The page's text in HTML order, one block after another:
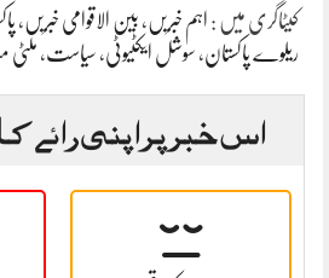
کیٹاگری میں : اہم خبریں ، بین الاقوامی خبریں ،
ریلوے پاکستان، سوشل ایکٹیوٹی، سیاست، ملٹی
اس خبر پر اپنی رائے